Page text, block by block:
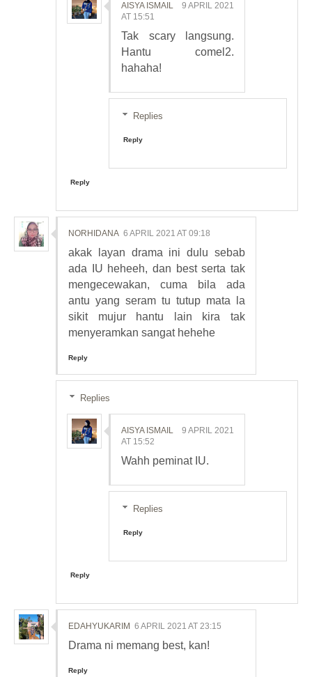
AISYA ISMAIL
9 APRIL 2021
AT 15:51
Tak scary langsung.
Hantu comel2.
hahaha!
Replies
Reply
Reply
NORHIDANA 6 APRIL 2021 AT 09:18
akak layan drama ini dulu sebab
ada IU heheeh, dan best serta tak
mengecewakan, cuma bila ada
antu yang seram tu tutup mata la
sikit mujur hantu lain kira tak
menyeramkan sangat hehehe
Reply
Replies
AISYA ISMAIL
9 APRIL 2021
AT 15:52
Wahh peminat IU.
Replies
Reply
Reply
EDAHYUKARIM 6 APRIL 2021 AT 23:15
Drama ni memang best, kan!
Reply